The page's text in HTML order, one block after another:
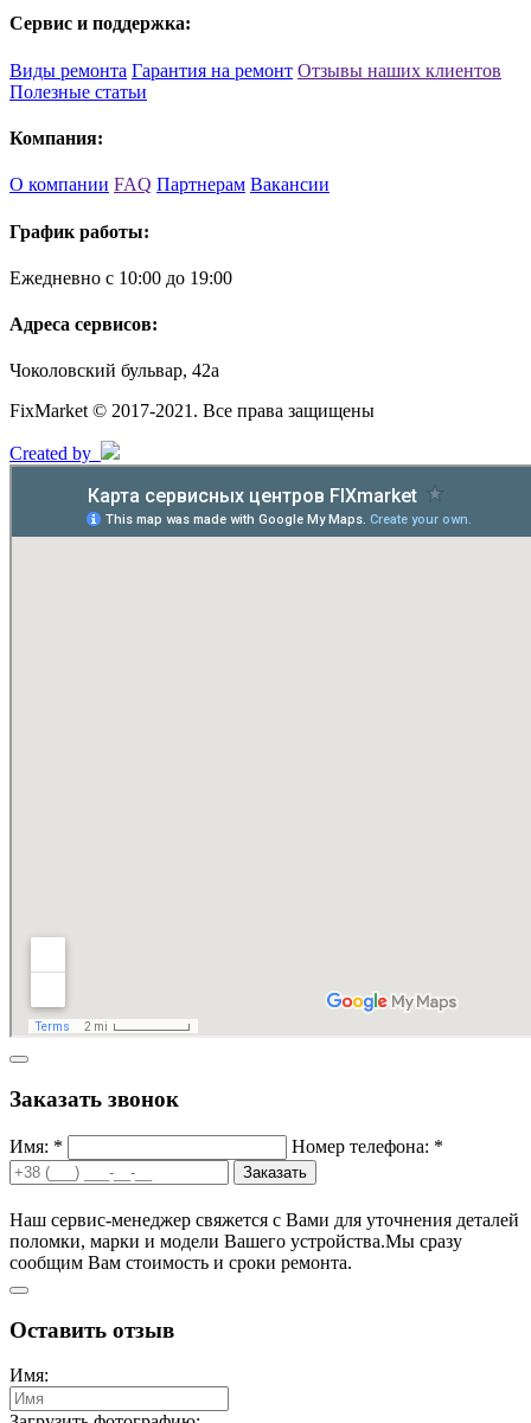
Сервис и поддержка:
Виды ремонта Гарантия на ремонт Отзывы наших клиентов
Полезные статьи
Компания:
О компании FAQ Партнерам Вакансии
График работы:
Ежедневно с 10:00 до 19:00
Адреса сервисов:
Чоколовский бульвар, 42а
FixMarket © 2017-2021. Все права защищены
Created by
Заказать звонок
Имя: * Номер телефона: *
Заказать
Наш сервис-менеджер свяжется с Вами для уточнения деталей
поломки, марки и модели Вашего устройства.Мы сразу
сообщим Вам стоимость и сроки ремонта.
Оставить отзыв
Имя: